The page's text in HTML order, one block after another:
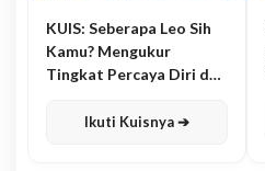
KUIS: Seberapa Leo Sih
Kamu? Mengukur
Tingkat Percaya Diri dan
Ikuti Kuisnya ➔